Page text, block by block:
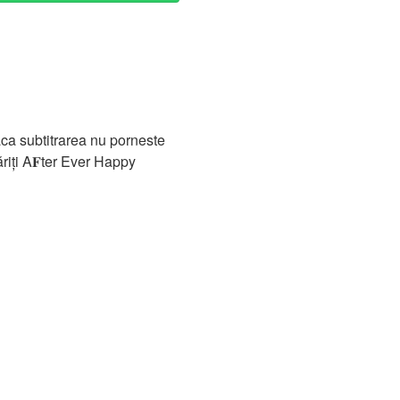
subtitrarea nu porneste
A𝐅ter Ever Happy